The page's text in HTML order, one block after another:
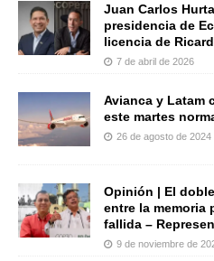
Juan Carlos
presidencia de
licencia de
7 de abril de 2026
Avianca y Latam
este martes
26 de agosto de 2024
Opinión | El
entre la memoria
fallida –
9 de noviembre de